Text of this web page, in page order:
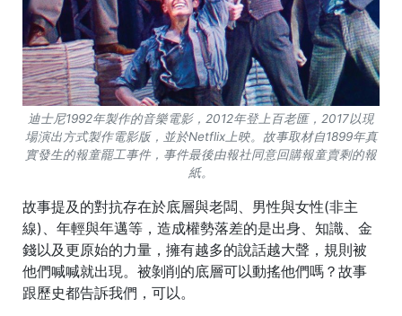
迪士尼1992年製作的音樂電影，2012年登上百老匯，2017以現
場演出方式製作電影版，並於Netflix上映。故事取材自1899年真
實發生的報童罷工事件，事件最後由報社同意回購報童賣剩的報
紙。
故事提及的對抗存在於底層與老闆、男性與女性(非主
線)、年輕與年邁等，造成權勢落差的是出身、知識、金
錢以及更原始的力量，擁有越多的說話越大聲，規則被
他們喊喊就出現。被剝削的底層可以動搖他們嗎？故事
跟歷史都告訴我們，可以。